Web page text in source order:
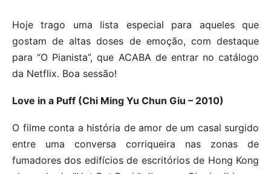
Hoje trago uma lista especial para aqueles que
gostam de altas doses de emoção, com destaque
para “O Pianista”, que ACABA de entrar no catálogo
da Netflix. Boa sessão!
Love in a Puff (Chi Ming Yu Chun Giu – 2010)
O filme conta a história de amor de um casal surgido
entre uma conversa corriqueira nas zonas de
fumadores dos edifícios de escritórios de Hong Kong